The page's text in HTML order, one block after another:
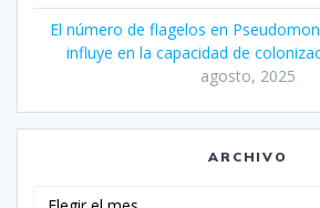
El número de flagelos en
influye en la capacidad de
agosto, 2025
ARCHIVO